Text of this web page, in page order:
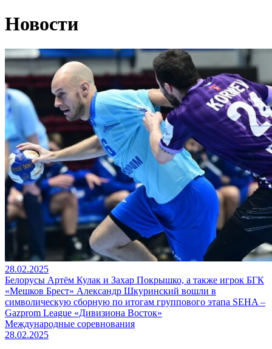
Новости
28.02.2025
Белорусы Артём Кулак и Захар Покрышко, а также игрок БГК
«Мешков Брест» Александр Шкуринский вошли в
символическую сборную по итогам группового этапа SEHA –
Gazprom League «Дивизиона Восток»
Международные соревнования
28.02.2025